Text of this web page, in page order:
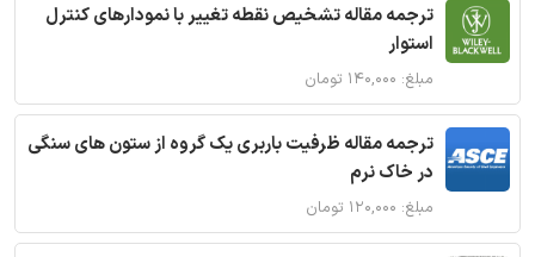
ترجمه مقاله تشخیص نقطه تغییر با نمودارهای کنترل
استوار
مبلغ: ۱۴۰,۰۰۰ تومان
ترجمه مقاله ظرفیت باربری یک گروه از ستون های سنگی
در خاک نرم
مبلغ: ۱۲۰,۰۰۰ تومان